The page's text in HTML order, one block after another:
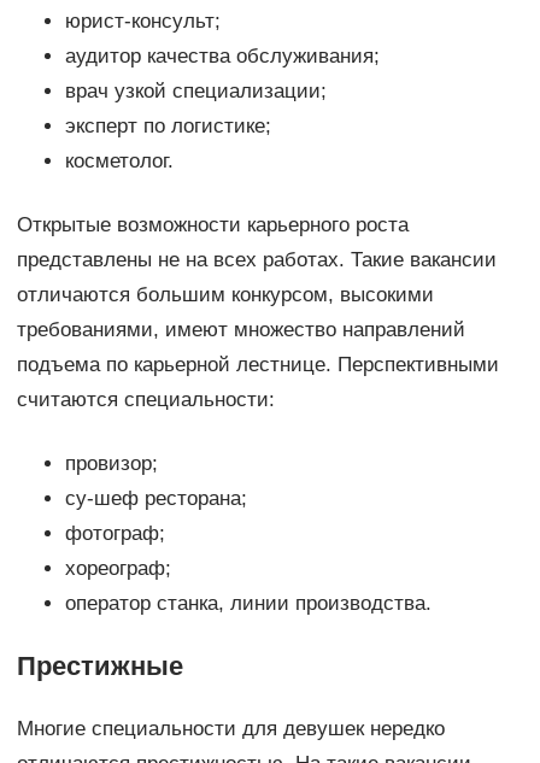
юрист-консульт;
аудитор качества обслуживания;
врач узкой специализации;
эксперт по логистике;
косметолог.
Открытые возможности карьерного роста
представлены не на всех работах. Такие вакансии
отличаются большим конкурсом, высокими
требованиями, имеют множество направлений
подъема по карьерной лестнице. Перспективными
считаются специальности:
провизор;
су-шеф ресторана;
фотограф;
хореограф;
оператор станка, линии производства.
Престижные
Многие специальности для девушек нередко